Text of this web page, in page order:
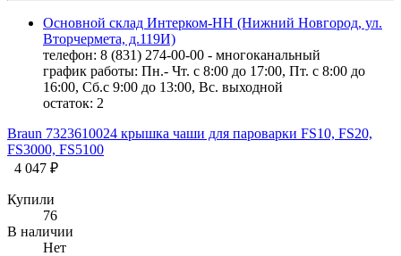
Основной склад Интерком-НН (Нижний Новгород, ул.
Вторчермета, д.119И)
телефон: 8 (831) 274-00-00 - многоканальный
график работы: Пн.- Чт. с 8:00 до 17:00, Пт. с 8:00 до
16:00, Сб.с 9:00 до 13:00, Вс. выходной
остаток: 2
Braun 7323610024 крышка чаши для пароварки FS10, FS20,
FS3000, FS5100
4 047 ₽
Купили
76
В наличии
Нет